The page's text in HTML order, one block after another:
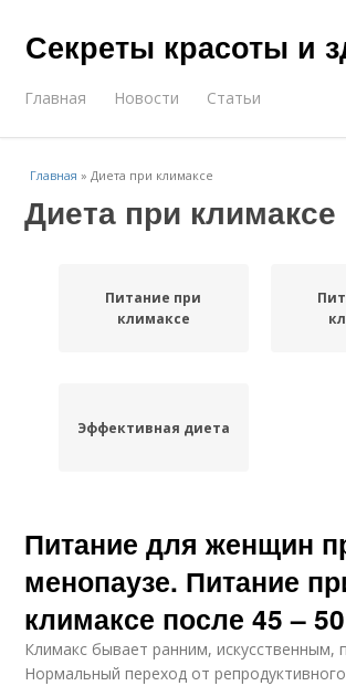
Секреты красоты и
Главная Новости Статьи
Главная »Диета при климаксе
Диета при климаксе
Питание при
климаксе
Эффективная диета
Питание для женщин
менопаузе. Питание
климаксе после 45 –
Климакс бывает ранним, искусственным,
Нормальный переход от